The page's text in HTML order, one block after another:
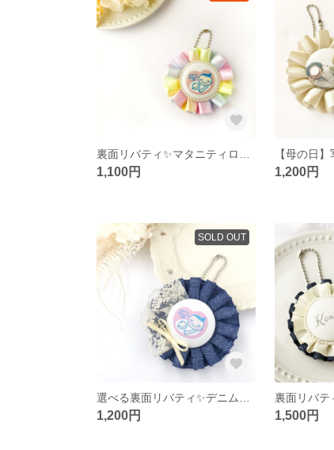
1,100円 1,200円
SOLD OUT
1,200円 1,500円